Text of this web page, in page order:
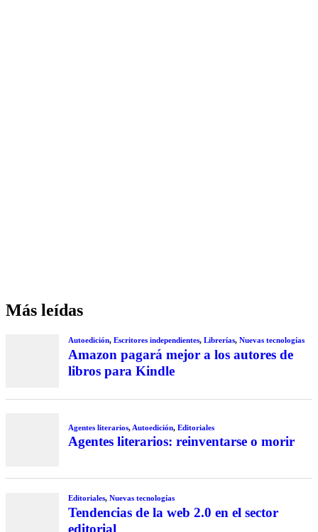
Más leídas
Autoedición, Escritores independientes, Librerías, Nuevas tecnologías
Amazon pagará mejor a los autores de
libros para Kindle
Agentes literarios, Autoedición, Editoriales
Agentes literarios: reinventarse o morir
Editoriales, Nuevas tecnologías
Tendencias de la web 2.0 en el sector
editorial